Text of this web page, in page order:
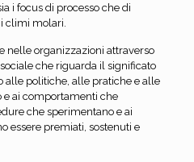
i focus di processo che di
climi molari.
nelle organizzazioni attraverso
che riguarda il significato
alle politiche, alle pratiche e alle
e ai comportamenti che
che sperimentano e ai
essere premiati, sostenuti e